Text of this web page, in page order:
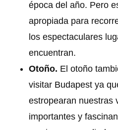
época del año. Pero
apropiada para
los espectaculares
encuentran.
Otoño. El otoño
visitar Budapest ya
estropearan nuestras
importantes y